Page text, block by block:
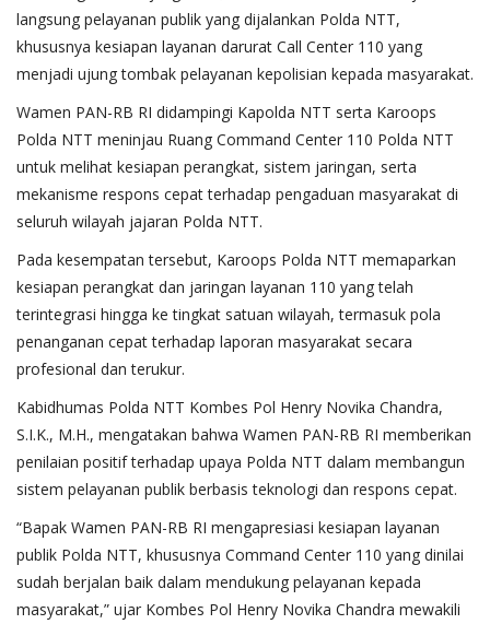
langsung pelayanan publik yang dijalankan Polda NTT,
khususnya kesiapan layanan darurat Call Center 110 yang
menjadi ujung tombak pelayanan kepolisian kepada masyarakat.
Wamen PAN-RB RI didampingi Kapolda NTT serta Karoops
Polda NTT meninjau Ruang Command Center 110 Polda NTT
untuk melihat kesiapan perangkat, sistem jaringan, serta
mekanisme respons cepat terhadap pengaduan masyarakat di
seluruh wilayah jajaran Polda NTT.
Pada kesempatan tersebut, Karoops Polda NTT memaparkan
kesiapan perangkat dan jaringan layanan 110 yang telah
terintegrasi hingga ke tingkat satuan wilayah, termasuk pola
penanganan cepat terhadap laporan masyarakat secara
profesional dan terukur.
Kabidhumas Polda NTT Kombes Pol Henry Novika Chandra,
S.I.K., M.H., mengatakan bahwa Wamen PAN-RB RI memberikan
penilaian positif terhadap upaya Polda NTT dalam membangun
sistem pelayanan publik berbasis teknologi dan respons cepat.
“Bapak Wamen PAN-RB RI mengapresiasi kesiapan layanan
publik Polda NTT, khususnya Command Center 110 yang dinilai
sudah berjalan baik dalam mendukung pelayanan kepada
masyarakat,” ujar Kombes Pol Henry Novika Chandra mewakili